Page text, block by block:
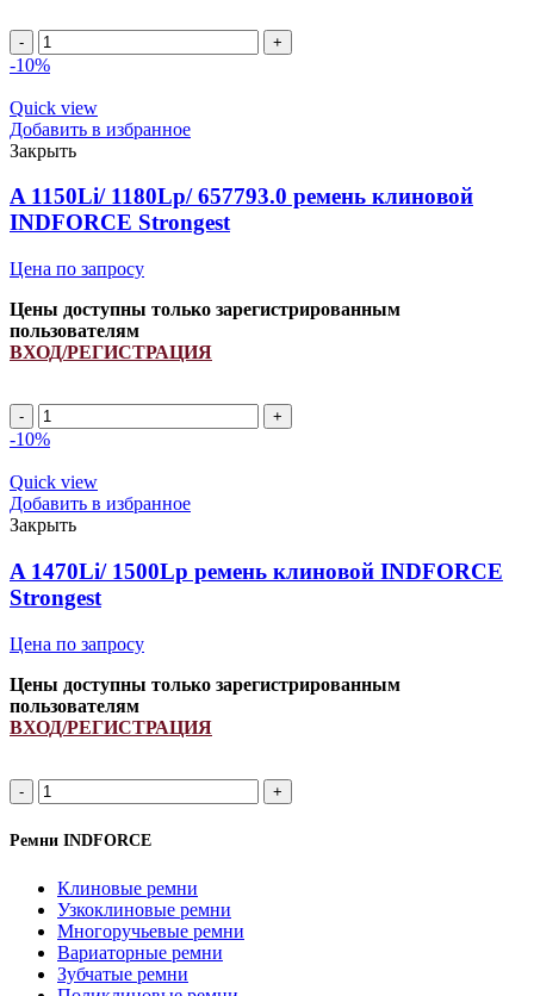
A
2090Li/
ремень
клиновой
INDFORCE
Strongest
quantity
-10%
Quick view
Добавить в избранное
Закрыть
A 1150Li/ 1180Lp/ 657793.0 ремень клиновой
INDFORCE Strongest
Цена по запросу
Цены доступны только зарегистрированным
пользователям
ВХОД/РЕГИСТРАЦИЯ
A
1150Li/
657793.0
ремень
клиновой
INDFORCE
Strongest
quantity
-10%
Quick view
Добавить в избранное
Закрыть
A 1470Li/ 1500Lp ремень клиновой INDFORCE
Strongest
Цена по запросу
Цены доступны только зарегистрированным
пользователям
ВХОД/РЕГИСТРАЦИЯ
A
1470Li/
1500Lp
ремень
INDFORCE
Strongest
quantity
Ремни INDFORCE
Клиновые ремни
Узкоклиновые ремни
Многоручьевые ремни
Вариаторные ремни
Зубчатые ремни